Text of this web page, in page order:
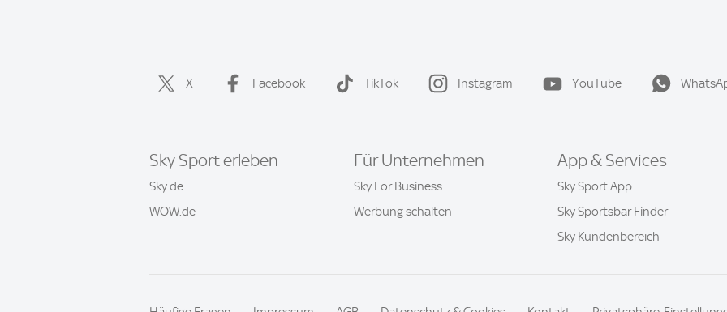
X Facebook TikTok Instagram YouTube
Sky Sport erleben
Sky.de
WOW.de
Für Unternehmen
Sky For Business
Werbung schalten
App & Services
Sky Sport App
Sky Sportsbar Finder
Sky Kundenbereich